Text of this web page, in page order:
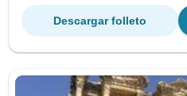
Descargar folleto